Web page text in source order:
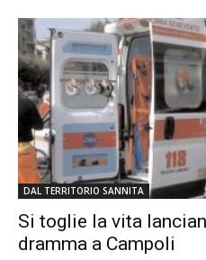
DAL TERRITORIO SANNITA
Si toglie la vita
dramma a Campoli